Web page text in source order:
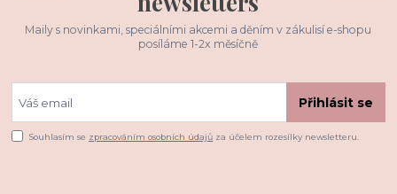
Maily s novinkami, speciálními akcemi a děním v zákulisí e-shopu
posíláme 1-2x měsíčně
Přihlásit se
Souhlasím se zpracováním osobních údajů za účelem rozesílky newsletteru.